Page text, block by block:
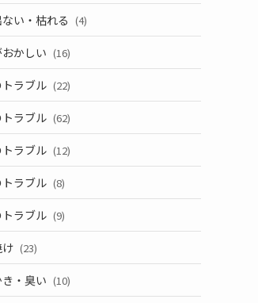
い・枯れる (4)
かしい (16)
ラブル (22)
トラブル (62)
ラブル (12)
ラブル (8)
ラブル (9)
け (23)
・臭い (10)